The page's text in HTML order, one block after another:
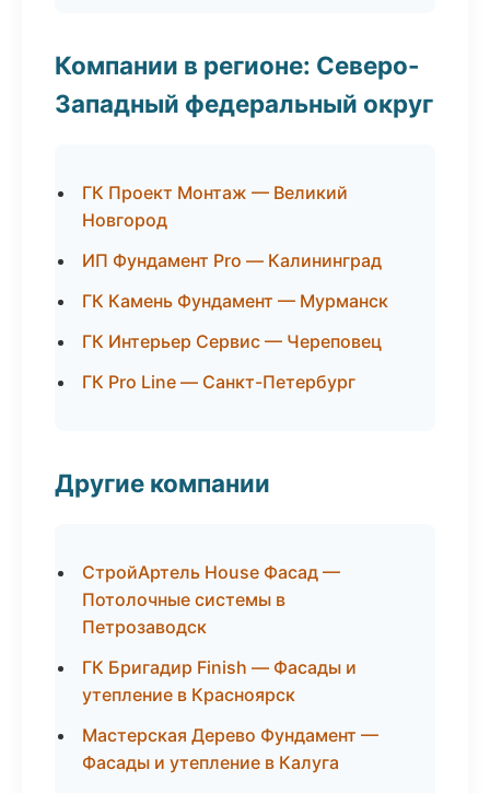
Компании в регионе: Северо-
Западный федеральный округ
ГК Проект Монтаж — Великий
Новгород
ИП Фундамент Pro — Калининград
ГК Камень Фундамент — Мурманск
ГК Интерьер Сервис — Череповец
ГК Pro Line — Санкт-Петербург
Другие компании
СтройАртель House Фасад —
Потолочные системы в
Петрозаводск
ГК Бригадир Finish — Фасады и
утепление в Красноярск
Мастерская Дерево Фундамент —
Фасады и утепление в Калуга